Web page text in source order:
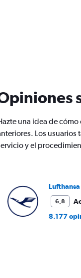
una idea de
Los
y el
Lufthansa
6,8
8.177